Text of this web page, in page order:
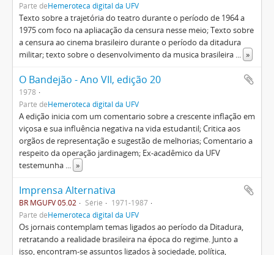
Parte deHemeroteca digital da UFV
Texto sobre a trajetória do teatro durante o período de 1964 a
1975 com foco na apliacação da censura nesse meio; Texto sobre
a censura ao cinema brasileiro durante o período da ditadura
militar; texto sobre o desenvolvimento da musica brasileira ... »
O Bandejão - Ano VII, edição 20
1978
Parte deHemeroteca digital da UFV
A edição inicia com um comentario sobre a crescente inflação em
viçosa e sua influência negativa na vida estudantil; Critica aos
orgãos de representação e sugestão de melhorias; Comentario a
respeito da operação jardinagem; Ex-acadêmico da UFV
testemunha ... »
Imprensa Alternativa
BR MGUFV 05.02 Série
1971-1987
Parte deHemeroteca digital da UFV
Os jornais contemplam temas ligados ao período da Ditadura,
retratando a realidade brasileira na época do regime. Junto a
isso, encontram-se assuntos ligados à sociedade, política,